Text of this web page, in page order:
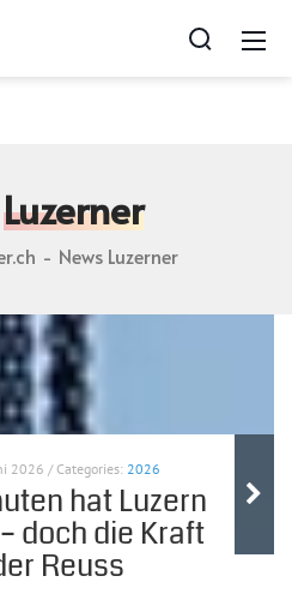
Luzerner
News Luzerner
2026 / Categories:2026
hat Luzern
doch die Kraft
Reuss